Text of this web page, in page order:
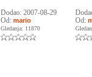
Dodao: 2007-08-29
Od: mario
Gledanja: 11870
Od: